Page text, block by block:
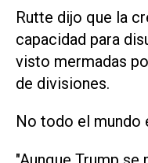
Rutte dijo que la
capacidad para
visto mermadas
de divisiones.
No todo el mundo